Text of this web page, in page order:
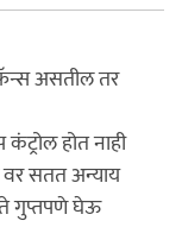
असतील तर
कंट्रोल होत नाही
वर सतत अन्याय
ते गुप्तपणे घेऊ